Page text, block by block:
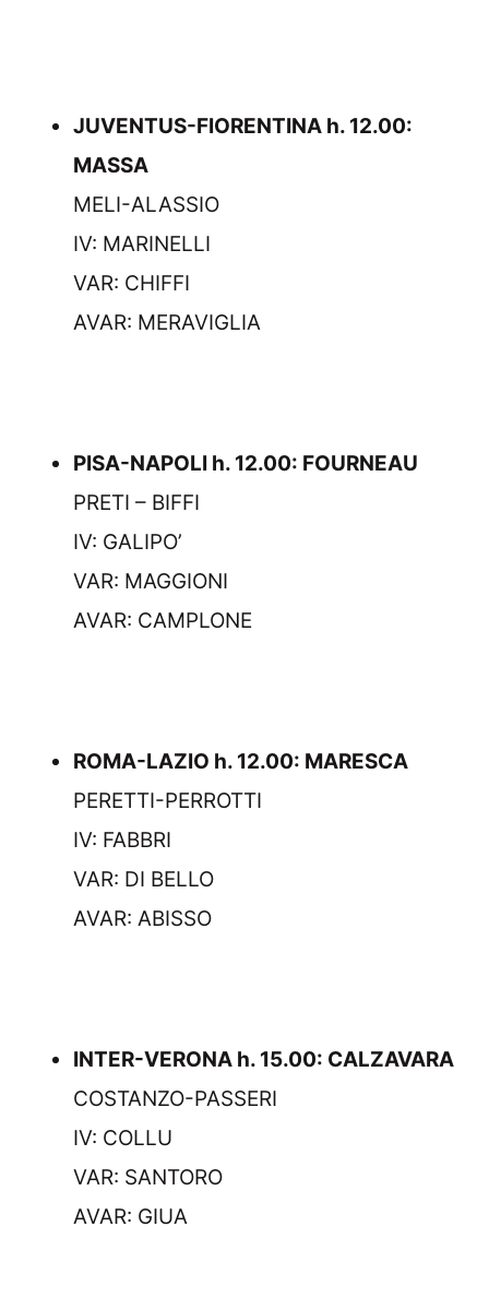
JUVENTUS-FIORENTINA h. 12.00:
MASSA
MELI-ALASSIO
IV: MARINELLI
VAR: CHIFFI
AVAR: MERAVIGLIA
PISA-NAPOLI h. 12.00: FOURNEAU
PRETI – BIFFI
IV: GALIPO’
VAR: MAGGIONI
AVAR: CAMPLONE
ROMA-LAZIO h. 12.00: MARESCA
PERETTI-PERROTTI
IV: FABBRI
VAR: DI BELLO
AVAR: ABISSO
INTER-VERONA h. 15.00: CALZAVARA
COSTANZO-PASSERI
IV: COLLU
VAR: SANTORO
AVAR: GIUA